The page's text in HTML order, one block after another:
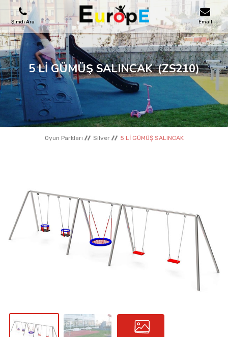
Şimdi Ara Email
OYUN PARKLARI
SKATEPARKLAR
AHŞAP EVLER
KENT MOBILYALARI
REFERANSLAR
İLETIŞIM
5 Lİ GÜMÜŞ SALINCAK (ZS210)
Oyun Parkları Silver 5 Lİ GÜMÜŞ SALINCAK